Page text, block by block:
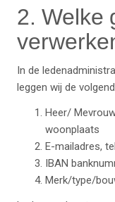
2. Welke
In de
leggen wij de
Heer/
woonplaats
E-mailadres,
IBAN
Merk/type/